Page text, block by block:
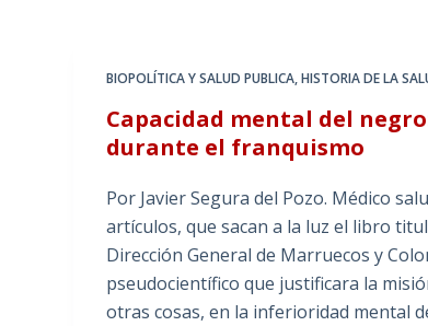
BIOPOLÍTICA Y SALUD PUBLICA,HISTORIA DE LA
Capacidad mental del
durante el franquismo
Por Javier Segura del Pozo. Médico
artículos, que sacan a la luz el libro
Dirección General de Marruecos y
pseudocientífico que justificara la
otras cosas, en la inferioridad mental